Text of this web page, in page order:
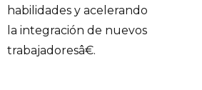
habilidades y acelerando
la integración de nuevos
trabajadoresâ€.